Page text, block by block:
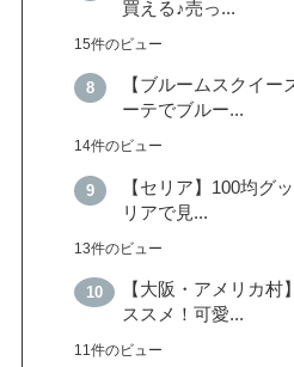
買える♪売っ...
15件のビュー
【ブルームスクイ
ーテでブルー...
14件のビュー
【セリア】100均グ
リアで見...
13件のビュー
【大阪・アメリカ
ススメ！可愛...
11件のビュー